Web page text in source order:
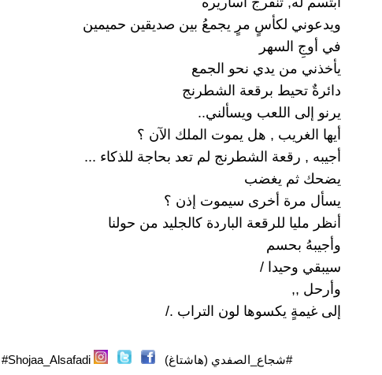
ويدعوني لكأسٍ مرٍ يجمعُ بين صديقين حميمين
في أوجِ السهر
يأخذني من يدي نحو الجمع
دائرةٌ تحيط برقعة الشطرنج
يرنو إلى اللعب ويسألني..
أيها الغريب , هل يموت الملك الآن ؟
أجيبه , رقعة الشطرنج لم تعد بحاجة للذكاء ...
يضحك ثم يغضب
يسأل مرة أخرى سيموت إذن ؟
أنظر مليا للرقعة الباردة كالجليد من حولنا
وأجيبهُ بحسم
سيبقي وحيدا /
وأرحل ,,
إلى غيمةٍ يكسوها لون التراب ./
#شجاع_الصفدي (هاشتاغ) Shojaa_Alsafadi#